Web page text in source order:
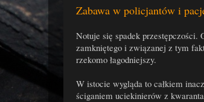
Zabawa w policjantów i
Notuje się spadek
zamkniętego i związanej z tym
rzekomo łagodniejszy.
W istocie wygląda to całkiem
ściganiem uciekinierów z